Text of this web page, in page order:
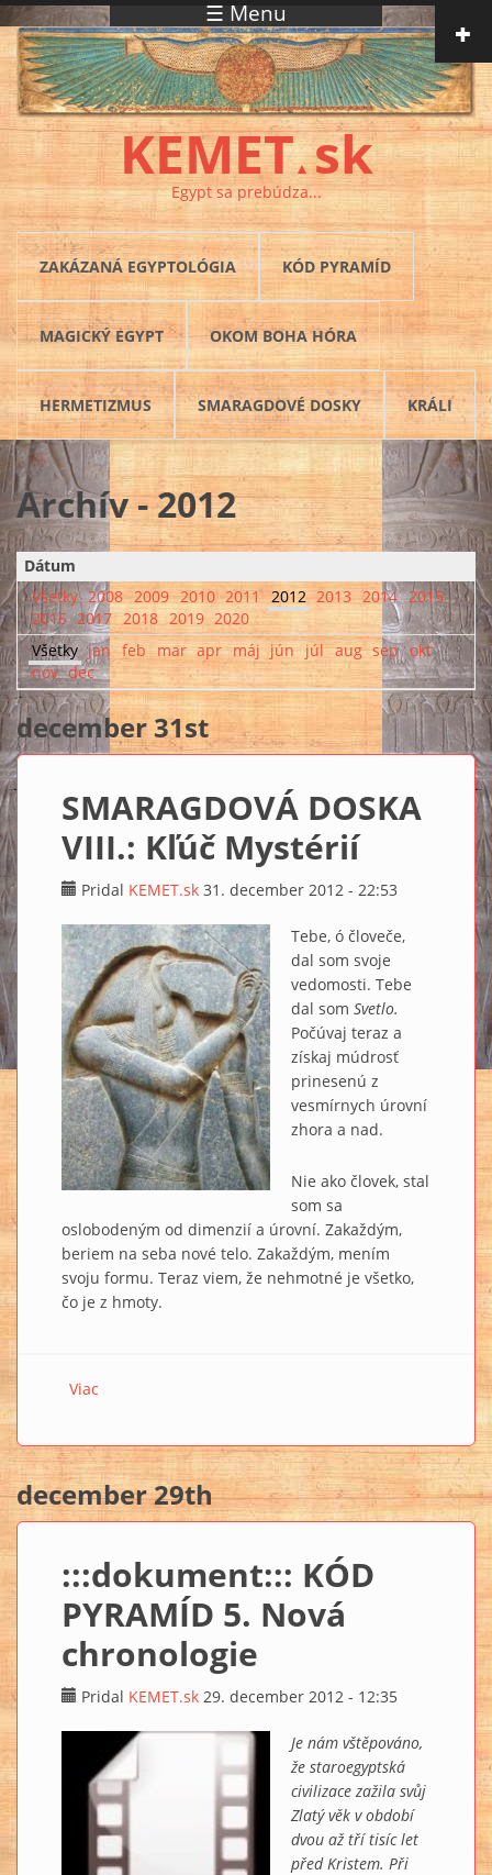
Skočiť na hlavný obsah ☰ Menu
KEMET▲ sk
Egypt sa prebúdza...
ZAKÁZANÁ EGYPTOLÓGIA KÓD PYRAMÍD
MAGICKÝ EGYPT OKOM BOHA HÓRA
HERMETIZMUS SMARAGDOVÉ DOSKY KRÁLI
Archív - 2012
Dátum
Všetky 2008 2009 2010 2011 2012 2013 2014 2015
2016 2017 2018 2019 2020
Všetky jan feb mar apr máj jún júl aug sep okt
nov dec
december 31st
SMARAGDOVÁ DOSKA
VIII.: Kľúč Mystérií
Pridal KEMET.sk 31. december 2012 - 22:53
Tebe, ó človeče,
dal som svoje
vedomosti. Tebe
dal som Svetlo.
Počúvaj teraz a
získaj múdrosť
prinesenú z
vesmírnych úrovní
zhora a nad.
Nie ako človek, stal
som sa
oslobodeným od dimenzií a úrovní. Zakaždým,
beriem na seba nové telo. Zakaždým, mením
svoju formu. Teraz viem, že nehmotné je všetko,
čo je z hmoty.
Viac
december 29th
:::dokument::: KÓD
PYRAMÍD 5. Nová
chronologie
Pridal KEMET.sk 29. december 2012 - 12:35
Je nám vštěpováno,
že staroegyptská
civilizace zažila svůj
Zlatý věk v období
dvou až tří tisíc let
před Kristem. Při